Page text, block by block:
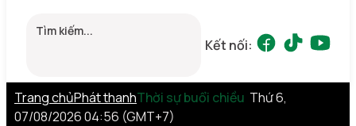
Kết nối:
Trang chủPhát thanhThời sự buổi chiều Thứ 6,
07/08/2026 04:56 (GMT+7)